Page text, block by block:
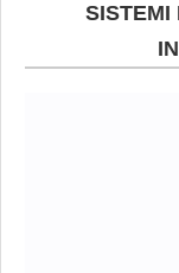
SISTEMI